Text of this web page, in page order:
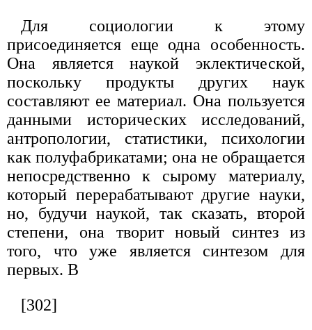
Для социологии к этому
присоединяется еще одна особенность.
Она является наукой эклектической,
поскольку продукты других наук
составляют ее материал. Она пользуется
данными исторических исследований,
антропологии, статистики, психологии
как полуфабрикатами; она не обращается
непосредственно к сырому материалу,
который перерабатывают другие науки,
но, будучи наукой, так сказать, второй
степени, она творит новый синтез из
того, что уже является синтезом для
первых. В
[302]